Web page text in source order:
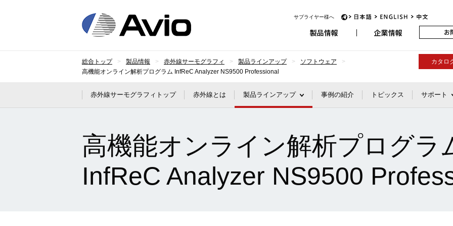
サプライヤー様へ JP EN
総合トップ 製品情報 赤外線サーモグラフィ 製品ラインアップ
ソフトウェア
高機能オンライン解析プログラム InfReC Analyzer NS9500 Professional
カタロ
赤外線サーモグラフィトップ 赤外線とは 製品ラインアップ 事例の紹介 トピックス サポート
高機能オンライン解析プログラ
InfReC Analyzer NS9500